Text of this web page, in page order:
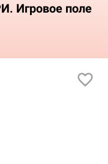
Игровое поле